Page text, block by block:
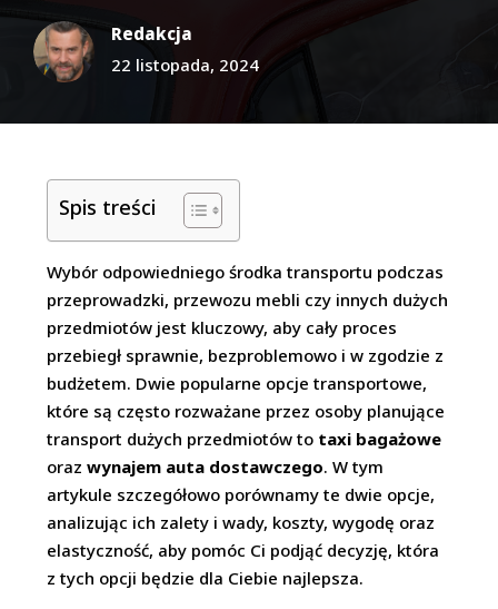
Redakcja
22 listopada, 2024
Spis treści
Wybór odpowiedniego środka transportu podczas
przeprowadzki, przewozu mebli czy innych dużych
przedmiotów jest kluczowy, aby cały proces
przebiegł sprawnie, bezproblemowo i w zgodzie z
budżetem. Dwie popularne opcje transportowe,
które są często rozważane przez osoby planujące
transport dużych przedmiotów to taxi bagażowe
orazwynajem auta dostawczego. W tym
artykule szczegółowo porównamy te dwie opcje,
analizując ich zalety i wady, koszty, wygodę oraz
elastyczność, aby pomóc Ci podjąć decyzję, która
z tych opcji będzie dla Ciebie najlepsza.